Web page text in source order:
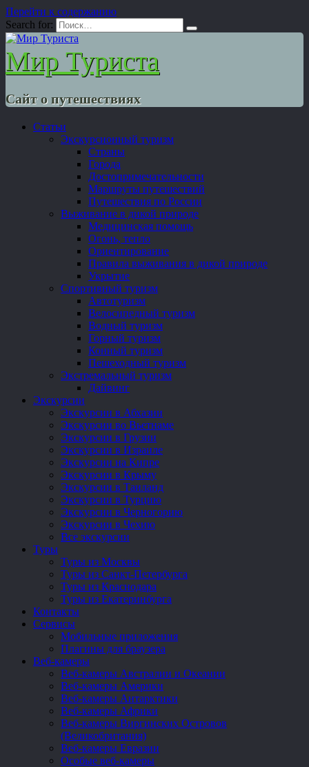
Перейти к содержанию
Search for:
Мир Туриста
Сайт о путешествиях
Статьи
Экскурсионный туризм
Страны
Города
Достопримечательности
Маршруты путешествий
Путешествия по России
Выживание в дикой природе
Медицинская помощь
Огонь, тепло
Ориентирование
Правила выживания в дикой природе
Укрытие
Спортивный туризм
Автотуризм
Велосипедный туризм
Водный туризм
Горный туризм
Конный туризм
Пешеходный туризм
Экстремальный туризм
Дайвинг
Экскурсии
Экскурсии в Абхазии
Экскурсии во Вьетнаме
Экскурсии в Грузии
Экскурсии в Израиле
Экскурсии на Кипре
Экскурсии в Крыму
Экскурсии в Таиланд
Экскурсии в Турцию
Экскурсии в Черногорию
Экскурсии в Чехию
Все экскурсии
Туры
Туры из Москвы
Туры из Санкт-Петербурга
Туры из Краснодара
Туры из Екатеринбурга
Контакты
Сервисы
Мобильные приложения
Плагины для браузера
Веб-камеры
Веб-камеры Австралии и Океании
Веб-камеры Америки
Веб-камеры Антарктики
Веб-камеры Африки
Веб-камеры Виргинских Островов
(Великобритания)
Веб-камеры Евразии
Особые веб-камеры